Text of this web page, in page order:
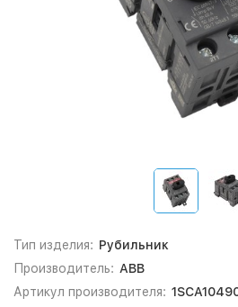
Тип изделия: Рубильник
Производитель: ABB
Артикул производителя: